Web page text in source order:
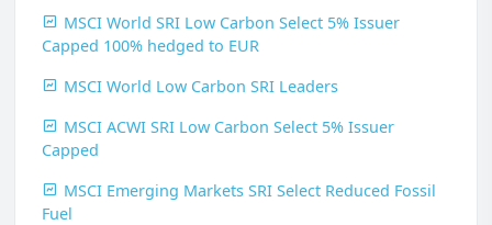
MSCI World SRI Low Carbon Select 5% Issuer
Capped 100% hedged to EUR
MSCI World Low Carbon SRI Leaders
MSCI ACWI SRI Low Carbon Select 5% Issuer
Capped
MSCI Emerging Markets SRI Select Reduced Fossil
Fuel